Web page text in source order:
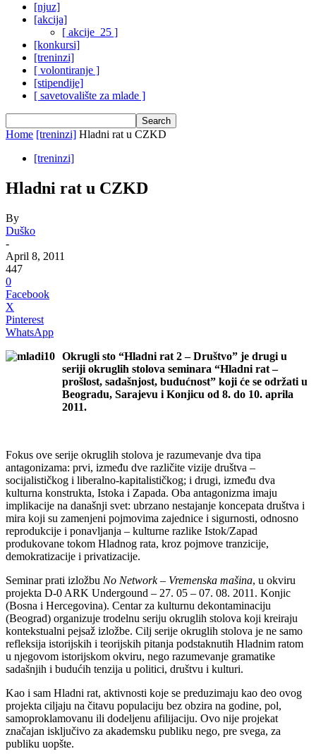
[njuz]
[akcija]
[ akcije_25 ]
[konkursi]
[treninzi]
[ volontiranje ]
[stipendije]
[ savetovalište za mlade ]
Home [treninzi] Hladni rat u CZKD
[treninzi]
Hladni rat u CZKD
By
Duško
-
April 8, 2011
447
0
Facebook
X
Pinterest
WhatsApp
Okrugli sto “Hladni rat 2 – Društvo” je drugi u
seriji okruglih stolova seminara “Hladni rat –
prošlost, sadašnjost, budućnost” koji će se održati u
Beogradu, Sarajevu i Konjicu od 8. do 10. aprila
2011.
Fokus ove serije okruglih stolova je razumevanje dva tipa
antagonizama: prvi, između dve različite vizije društva –
socijalističkog i liberalno-kapitalističkog; i drugi, između dva
kulturna konstrukta, Istoka i Zapada. Oba antagonizma imaju
implikacije na današnji svet: ubrzano nestajanje koncepata društva i
mira koji su zamenjeni pojmovima zajednice i sigurnosti, odnosno
reprodukcije i ponavljanja – kulturne razlike Istok/Zapad
produkovane tokom Hladnog rata, kroz pojmove tranzicije,
demokratizacije i privatizacije.
Seminar prati izložbu No Network – Vremenska mašina, u okviru
projekta D-0 ARK Undergound – 27. 05 – 07. 08. 2011. Konjic
(Bosna i Hercegovina). Centar za kulturnu dekontaminaciju
(Beograd) organizuje trodelnu seriju okruglih stolova koji kreiraju
kontekstualni pejsaž izložbe. Cilj serije okruglih stolova je ne samo
refleksija istorijskih i teorijskih pitanja podstaknutih Hladnim ratom
u njegovom istorijskom okviru, nego razumevanje gramatike
sadašnjih i budućih tenzija u politici, društvu i kulturi.
Kao i sam Hladni rat, aktivnosti koje se preduzimaju kao deo ovog
projekta ciljaju na čitavu populaciju bez obzira na godine, pol,
samoproklamovanu ili dodeljenu afilijaciju. Ovo nije projekat
značajan isključivo za akademsku publiku nego, pre svega, za
publiku uopšte.